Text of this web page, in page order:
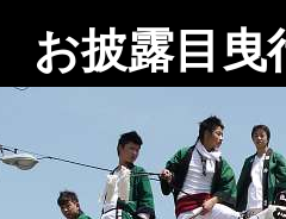
お披露目曳